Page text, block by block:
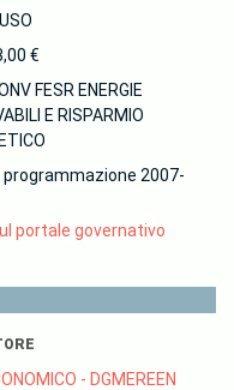
€
FESR ENERGIE
E RISPARMIO
programmazione 2007-
portale governativo
- DGMEREEN